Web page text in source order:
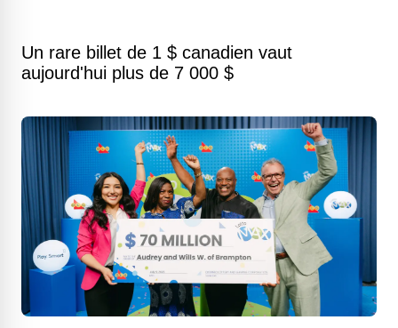
Un rare billet de 1 $ canadien vaut
aujourd'hui plus de 7 000 $